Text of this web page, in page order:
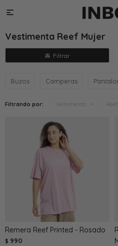

Vestimenta Reef Mujer
Buzos Camperas
Filtrando por: Vestimenta Reef
Remera Reef Printed - Rosado
$ 990